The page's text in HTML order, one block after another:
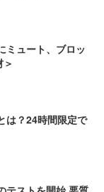
ミュート、ブロッ
は？24時間限定で